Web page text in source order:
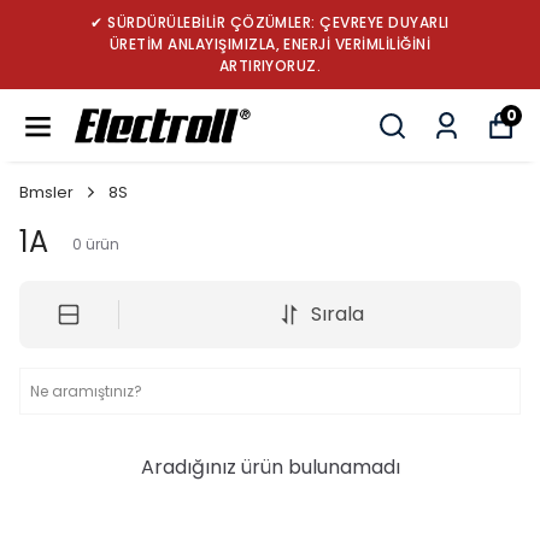
✔ SÜRDÜRÜLEBİLİR ÇÖZÜMLER: ÇEVREYE DUYARLI
ÜRETİM ANLAYIŞIMIZLA, ENERJİ VERİMLİLİĞİNİ
ARTIRIYORUZ.
0
Bmsler 8S
1A 0 ürün
Sırala
Aradığınız ürün bulunamadı